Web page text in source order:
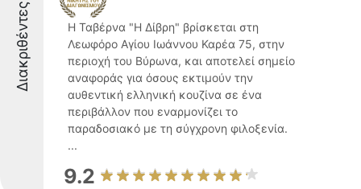
Διακριθέντες
Η Ταβέρνα "Η Δίβρη" βρίσκεται στη
Λεωφόρο Αγίου Ιωάννου Καρέα 75, στην
περιοχή του Βύρωνα, και αποτελεί σημείο
αναφοράς για όσους εκτιμούν την
αυθεντική ελληνική κουζίνα σε ένα
περιβάλλον που εναρμονίζει το
παραδοσιακό με τη σύγχρονη φιλοξενία.
...
9.2